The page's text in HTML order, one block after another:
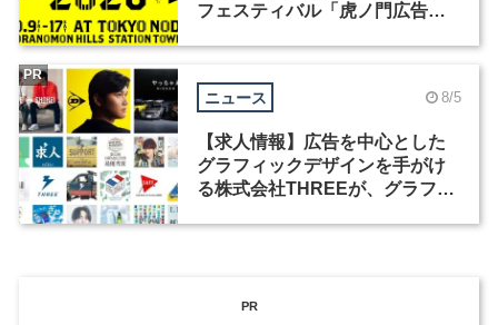
フェスティバル「虎ノ門広告
ニュース 8/5
【求人情報】広告を中心とした
グラフィックデザインを手がけ
る株式会社THREEが、グラフィ
PR
PR